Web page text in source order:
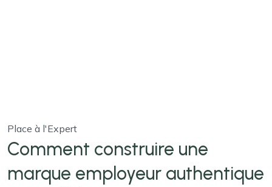
Place à l'Expert
Comment construire une
marque employeur authentique